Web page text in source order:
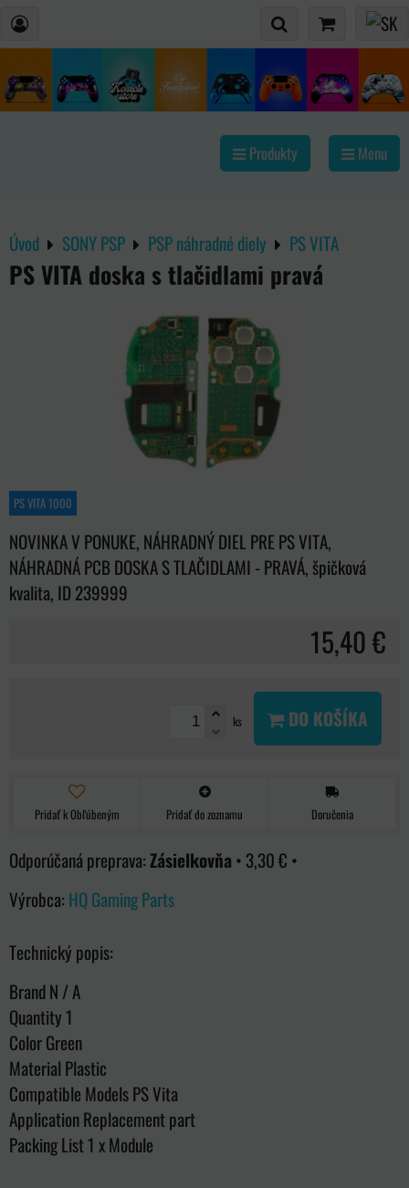
Produkty Menu
Úvod SONY PSP PSP náhradné diely PS VITA
PS VITA doska s tlačidlami pravá
PS VITA 1000
NOVINKA V PONUKE, NÁHRADNÝ DIEL PRE PS VITA,
NÁHRADNÁ PCB DOSKA S TLAČIDLAMI - PRAVÁ, špičková
kvalita, ID 239999
15,40 €
ks DO KOŠÍKA
Pridať k Obľúbeným Pridať do zoznamu Doručenia
Zásielkovňa • 3,30 € •
Výrobca: HQ Gaming Parts
Technický popis:
Brand N / A
Quantity 1
Color Green
Material Plastic
Compatible Models PS Vita
Application Replacement part
Packing List 1 x Module